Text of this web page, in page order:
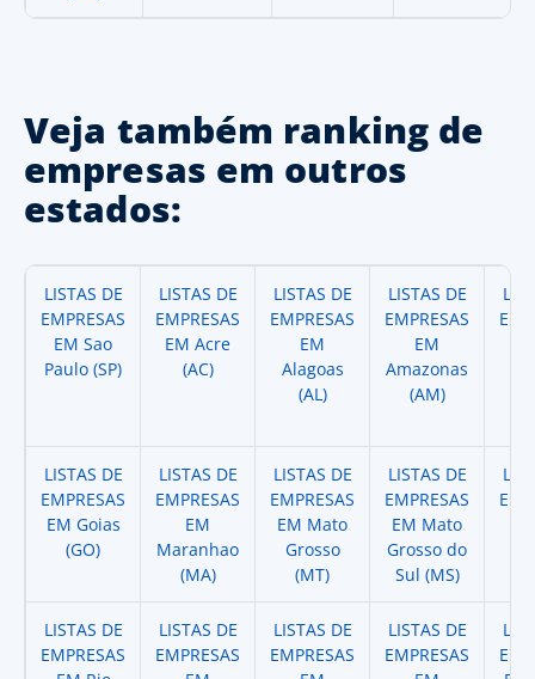
Veja também ranking de
empresas em outros
estados:
LISTAS DE
EMPRESAS
EM Sao
Paulo (SP)
LISTAS DE
EMPRESAS
EM Acre
(AC)
LISTAS DE
EMPRESAS
EM
Alagoas
(AL)
LISTAS DE
EMPRESAS
EM
Amazonas
(AM)
LISTAS DE
EMPRESAS
EM Goias
(GO)
LISTAS DE
EMPRESAS
EM
Maranhao
(MA)
LISTAS DE
EMPRESAS
EM Mato
Grosso
(MT)
LISTAS DE
EMPRESAS
EM Mato
Grosso do
Sul (MS)
LISTAS DE
EMPRESAS
LISTAS DE
EMPRESAS
LISTAS DE
EMPRESAS
LISTAS DE
EMPRESAS